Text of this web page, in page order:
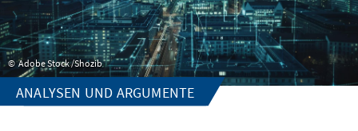
Adobe Stock /Shozib
ANALYSEN UND ARGUMENTE